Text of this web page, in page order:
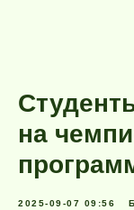
на
2025-09-07 09:56